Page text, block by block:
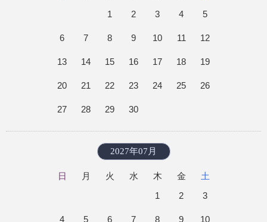
1
2 3 4 5
6 7 8 9 10 11 12
13 14 15 16 17 18 19
20 21 22 23 24 25 26
27 28 29 30
2027年07月
日 月 火 水 木 金
土
1
2 3
4 5 6 7 8 9 10